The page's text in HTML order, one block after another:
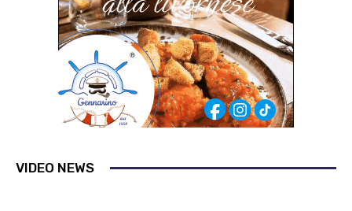
VIDEO NEWS